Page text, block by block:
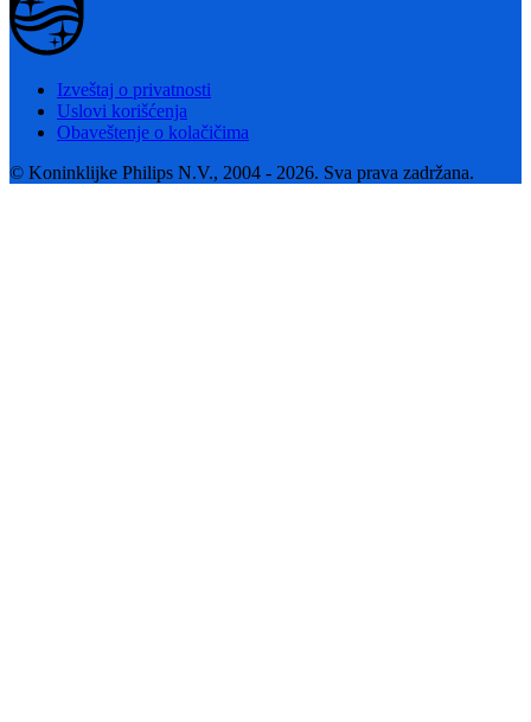
Izveštaj o privatnosti
Uslovi korišćenja
Obaveštenje o kolačičima
© Koninklijke Philips N.V., 2004 - 2026. Sva prava zadržana.